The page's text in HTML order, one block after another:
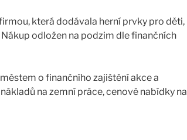
která dodávala herní prvky pro děti,
odložen na podzim dle finančních
o finančního zajištění akce a
na zemní práce, cenové nabídky na